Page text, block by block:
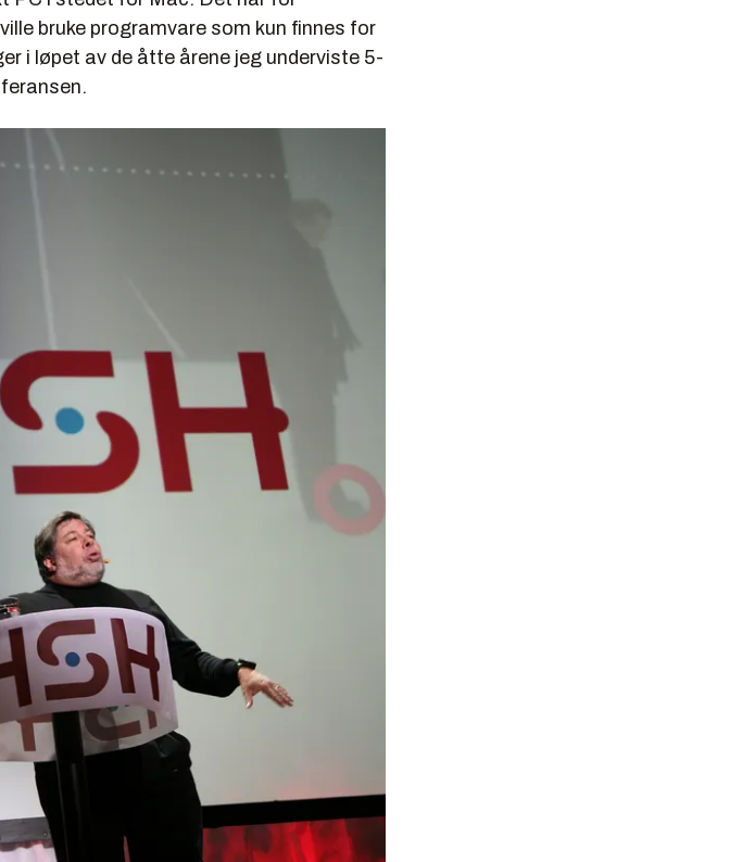
bruke programvare som kun finnes for
i løpet av de åtte årene jeg underviste 5-